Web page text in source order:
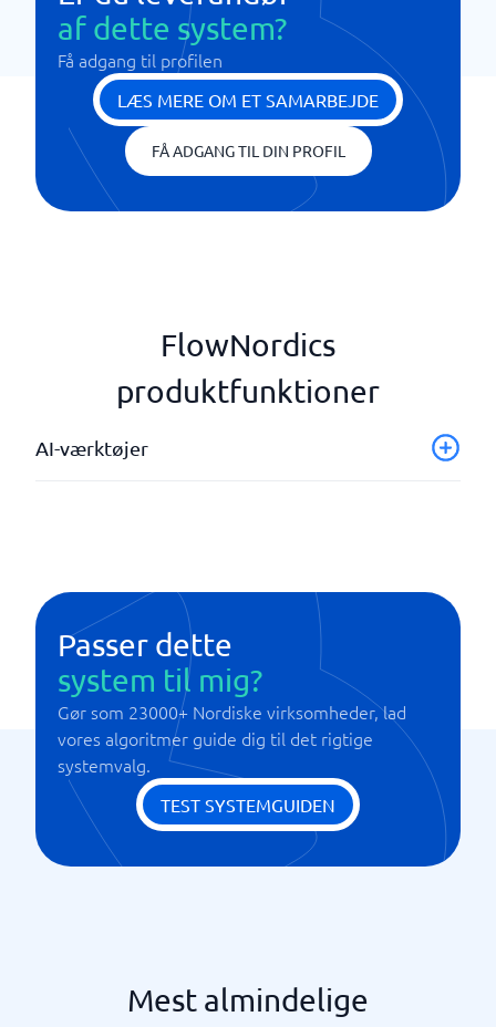
af dette system?
Få adgang til profilen
LÆS MERE OM ET SAMARBEJDE
FÅ ADGANG TIL DIN PROFIL
FlowNordics
produktfunktioner
AI-værktøjer
Result Transparency (Explainable AI)
Security and Audit Logging
Passer dette
system til mig?
Gør som 23000+ Nordiske virksomheder, lad
vores algoritmer guide dig til det rigtige
systemvalg.
TEST SYSTEMGUIDEN
Mest almindelige